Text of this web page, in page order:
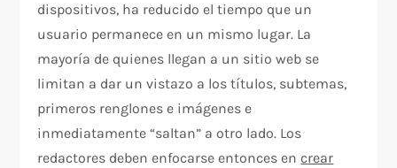
dispositivos, ha reducido el tiempo que un
usuario permanece en un mismo lugar. La
mayoría de quienes llegan a un sitio web se
limitan a dar un vistazo a los títulos, subtemas,
primeros renglones e imágenes e
inmediatamente “saltan” a otro lado. Los
redactores deben enfocarse entonces encrear